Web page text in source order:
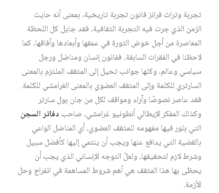
تجربة وتراث فرانز فانون تجربة تاريخية، بمعنى أنه حايث
الزمن الذي جرت فيه التجربة الثقافية، فقد جايل كل اللحظة
المعاصرة من أجل خوض الثورة في عمقها وأبعادها وآفاقها، كما
لاحظنا في الفقرات السابقة. ففانون إنسان ومناضل ورجل
سياسي وعالم، وكلها جوانب تحيل إلى المثقف الملتزم بالمعنى
السارتري للكلمة وإلى المثقف العضوي بالمعنى الغرامشي للكلمة.
فقد عاصر نصوصًا وآراء ومواقف لكل من جان بول سارتر
وكذلك المفكر الإيطالي أنطونيو غرامشي، صاحب دفاتر السجن
التي بلور فيها مفهومه للمثقف العضوي، أي المناضل الواعي
بالقضية التي يدافع عنها ويجب أن ينتمي إليها كأفضل سبيل
وشرط لازم لتحقيقها، ولعلّ التوجه الإنساني الذي يجب أن
يحظى بها هذا المثقف هي أهم شروط المساهمة في انفراج وحل
الأزمة.